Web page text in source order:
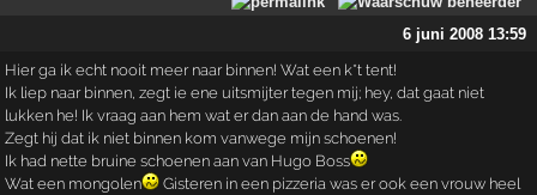
6 juni 2008 13:59
Hier ga ik echt nooit meer naar binnen! Wat een k*t tent!
Ik liep naar binnen, zegt ie ene uitsmijter tegen mij; hey, dat gaat niet
lukken he! Ik vraag aan hem wat er dan aan de hand was.
Zegt hij dat ik niet binnen kom vanwege mijn schoenen!
Ik had nette bruine schoenen aan van Hugo Boss
Wat een mongolen
Gisteren in een pizzeria was er ook een vrouw heel